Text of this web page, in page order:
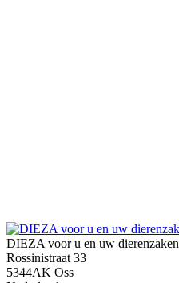
DIEZA voor u en uw dierenzaken
Rossinistraat 33
5344AK Oss